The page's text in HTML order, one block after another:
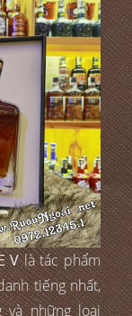
Vlà tác phẩm
tiếng nhất,
và những loại